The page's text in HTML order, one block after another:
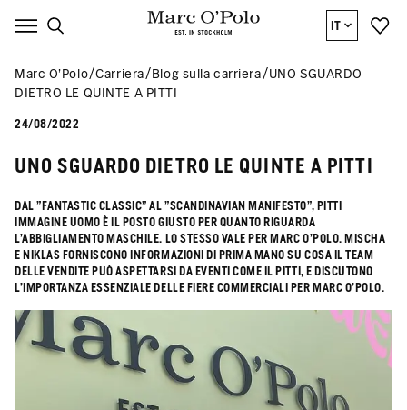
IT
Marc O’Polo Carriera Blog sulla carriera
UNO SGUARDO
DIETRO LE QUINTE A PITTI
24/08/2022
UNO SGUARDO DIETRO LE QUINTE A PITTI
DAL "FANTASTIC CLASSIC" AL "SCANDINAVIAN MANIFESTO", PITTI
IMMAGINE UOMO È IL POSTO GIUSTO PER QUANTO RIGUARDA
L'ABBIGLIAMENTO MASCHILE. LO STESSO VALE PER MARC O'POLO. MISCHA
E NIKLAS FORNISCONO INFORMAZIONI DI PRIMA MANO SU COSA IL TEAM
DELLE VENDITE PUÒ ASPETTARSI DA EVENTI COME IL PITTI, E DISCUTONO
L'IMPORTANZA ESSENZIALE DELLE FIERE COMMERCIALI PER MARC O'POLO.